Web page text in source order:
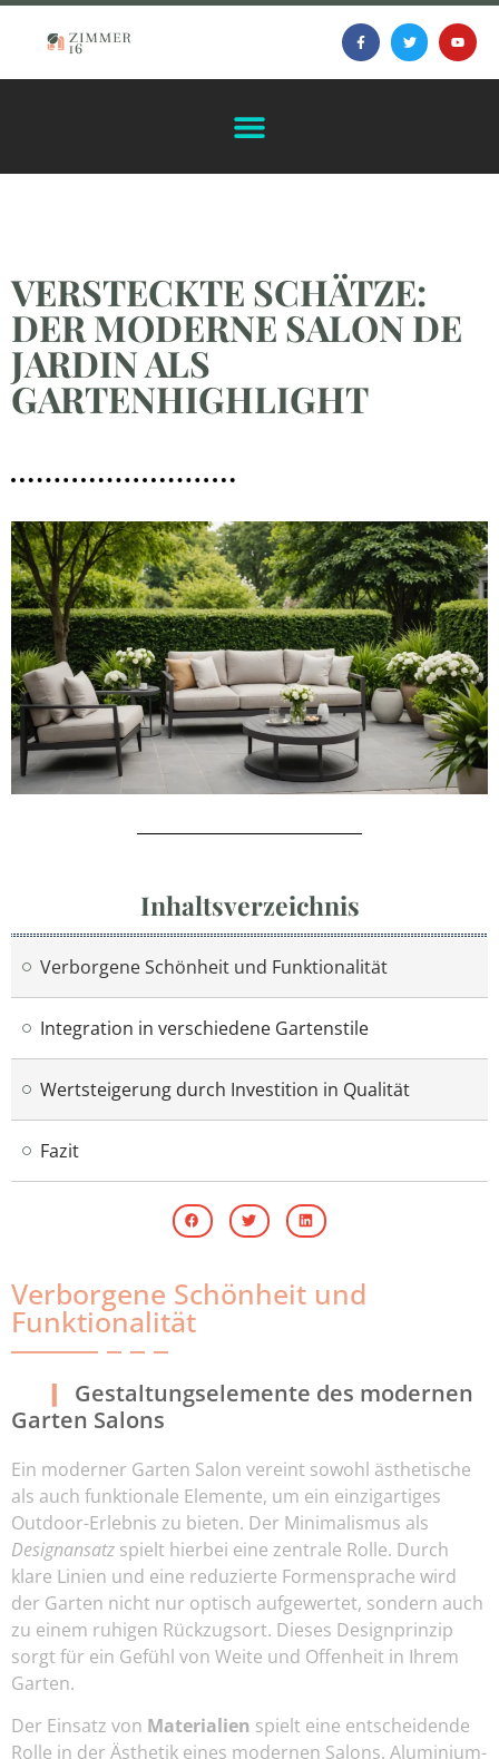
VERSTECKTE SCHÄTZE:
DER MODERNE SALON DE
JARDIN ALS
GARTENHIGHLIGHT
Inhaltsverzeichnis
Verborgene Schönheit und Funktionalität
Integration in verschiedene Gartenstile
Wertsteigerung durch Investition in Qualität
Fazit
Verborgene Schönheit und
Funktionalität
Gestaltungselemente des modernen
Garten Salons
Ein moderner Garten Salon vereint sowohl ästhetische
als auch funktionale Elemente, um ein einzigartiges
Outdoor-Erlebnis zu bieten. Der Minimalismus als
Designansatz spielt hierbei eine zentrale Rolle. Durch
klare Linien und eine reduzierte Formensprache wird
der Garten nicht nur optisch aufgewertet, sondern auch
zu einem ruhigen Rückzugsort. Dieses Designprinzip
sorgt für ein Gefühl von Weite und Offenheit in Ihrem
Garten.
Der Einsatz von Materialien spielt eine entscheidende
Rolle in der Ästhetik eines modernen Salons. Aluminium-